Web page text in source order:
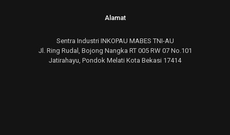
Alamat
Sentra Industri INKOPAU MABES TNI-AU
Jl. Ring Rudal, Bojong Nangka RT 005 RW 07 No.101
Jatirahayu, Pondok Melati Kota Bekasi 17414